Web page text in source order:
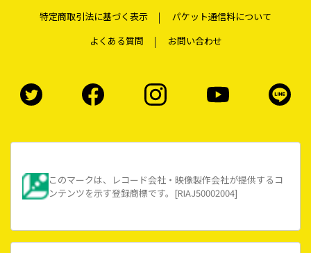
特定商取引法に基づく表示
パケット通信料について
よくある質問
お問い合わせ
このマークは、レコード会社・映像製作会社が提供するコ
ンテンツを示す登録商標です。[RIAJ50002004]